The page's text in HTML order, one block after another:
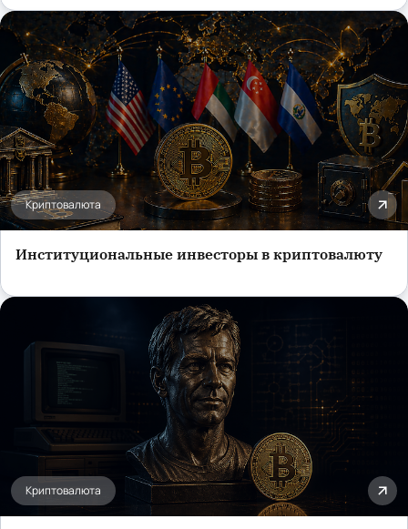
Криптовалюта
Институциональные инвесторы в криптовалюту
Криптовалюта